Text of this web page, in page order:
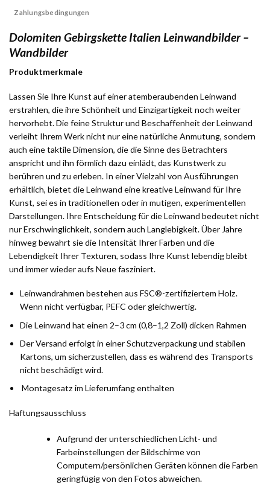
Zahlungsbedingungen
Dolomiten Gebirgskette Italien Leinwandbilder –
Wandbilder
Produktmerkmale
Lassen Sie Ihre Kunst auf einer atemberaubenden Leinwand
erstrahlen, die ihre Schönheit und Einzigartigkeit noch weiter
hervorhebt. Die feine Struktur und Beschaffenheit der Leinwand
verleiht Ihrem Werk nicht nur eine natürliche Anmutung, sondern
auch eine taktile Dimension, die die Sinne des Betrachters
anspricht und ihn förmlich dazu einlädt, das Kunstwerk zu
berühren und zu erleben. In einer Vielzahl von Ausführungen
erhältlich, bietet die Leinwand eine kreative Leinwand für Ihre
Kunst, sei es in traditionellen oder in mutigen, experimentellen
Darstellungen. Ihre Entscheidung für die Leinwand bedeutet nicht
nur Erschwinglichkeit, sondern auch Langlebigkeit. Über Jahre
hinweg bewahrt sie die Intensität Ihrer Farben und die
Lebendigkeit Ihrer Texturen, sodass Ihre Kunst lebendig bleibt
und immer wieder aufs Neue fasziniert.
Leinwandrahmen bestehen aus FSC®-zertifiziertem Holz.
Wenn nicht verfügbar, PEFC oder gleichwertig.
Die Leinwand hat einen 2–3 cm (0,8–1,2 Zoll) dicken Rahmen
Der Versand erfolgt in einer Schutzverpackung und stabilen
Kartons, um sicherzustellen, dass es während des Transports
nicht beschädigt wird.
Montagesatz im Lieferumfang enthalten
Haftungsausschluss
Aufgrund der unterschiedlichen Licht- und
Farbeinstellungen der Bildschirme von
Computern/persönlichen Geräten können die Farben
geringfügig von den Fotos abweichen.